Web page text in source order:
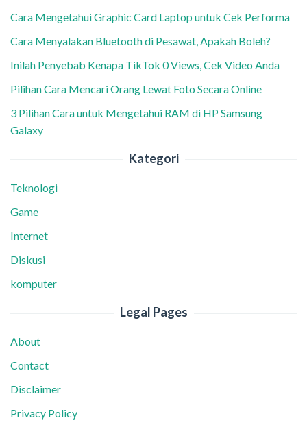
Cara Mengetahui Graphic Card Laptop untuk Cek Performa
Cara Menyalakan Bluetooth di Pesawat, Apakah Boleh?
Inilah Penyebab Kenapa TikTok 0 Views, Cek Video Anda
Pilihan Cara Mencari Orang Lewat Foto Secara Online
3 Pilihan Cara untuk Mengetahui RAM di HP Samsung
Galaxy
Kategori
Teknologi
Game
Internet
Diskusi
komputer
Legal Pages
About
Contact
Disclaimer
Privacy Policy